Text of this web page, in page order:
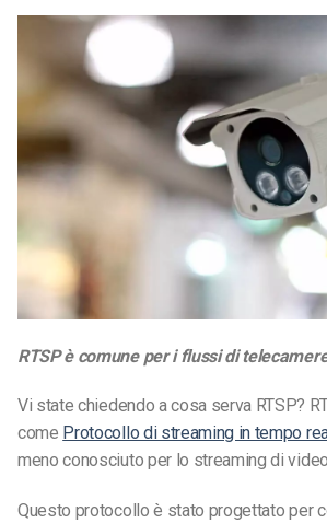
RTSP è comune per i flussi di
Vi state chiedendo a cosa serva RTSP?
come Protocollo di streaming in tempo
meno conosciuto per lo streaming di
Questo protocollo è stato progettato per